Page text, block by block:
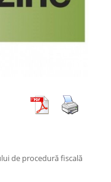
de procedură fiscală